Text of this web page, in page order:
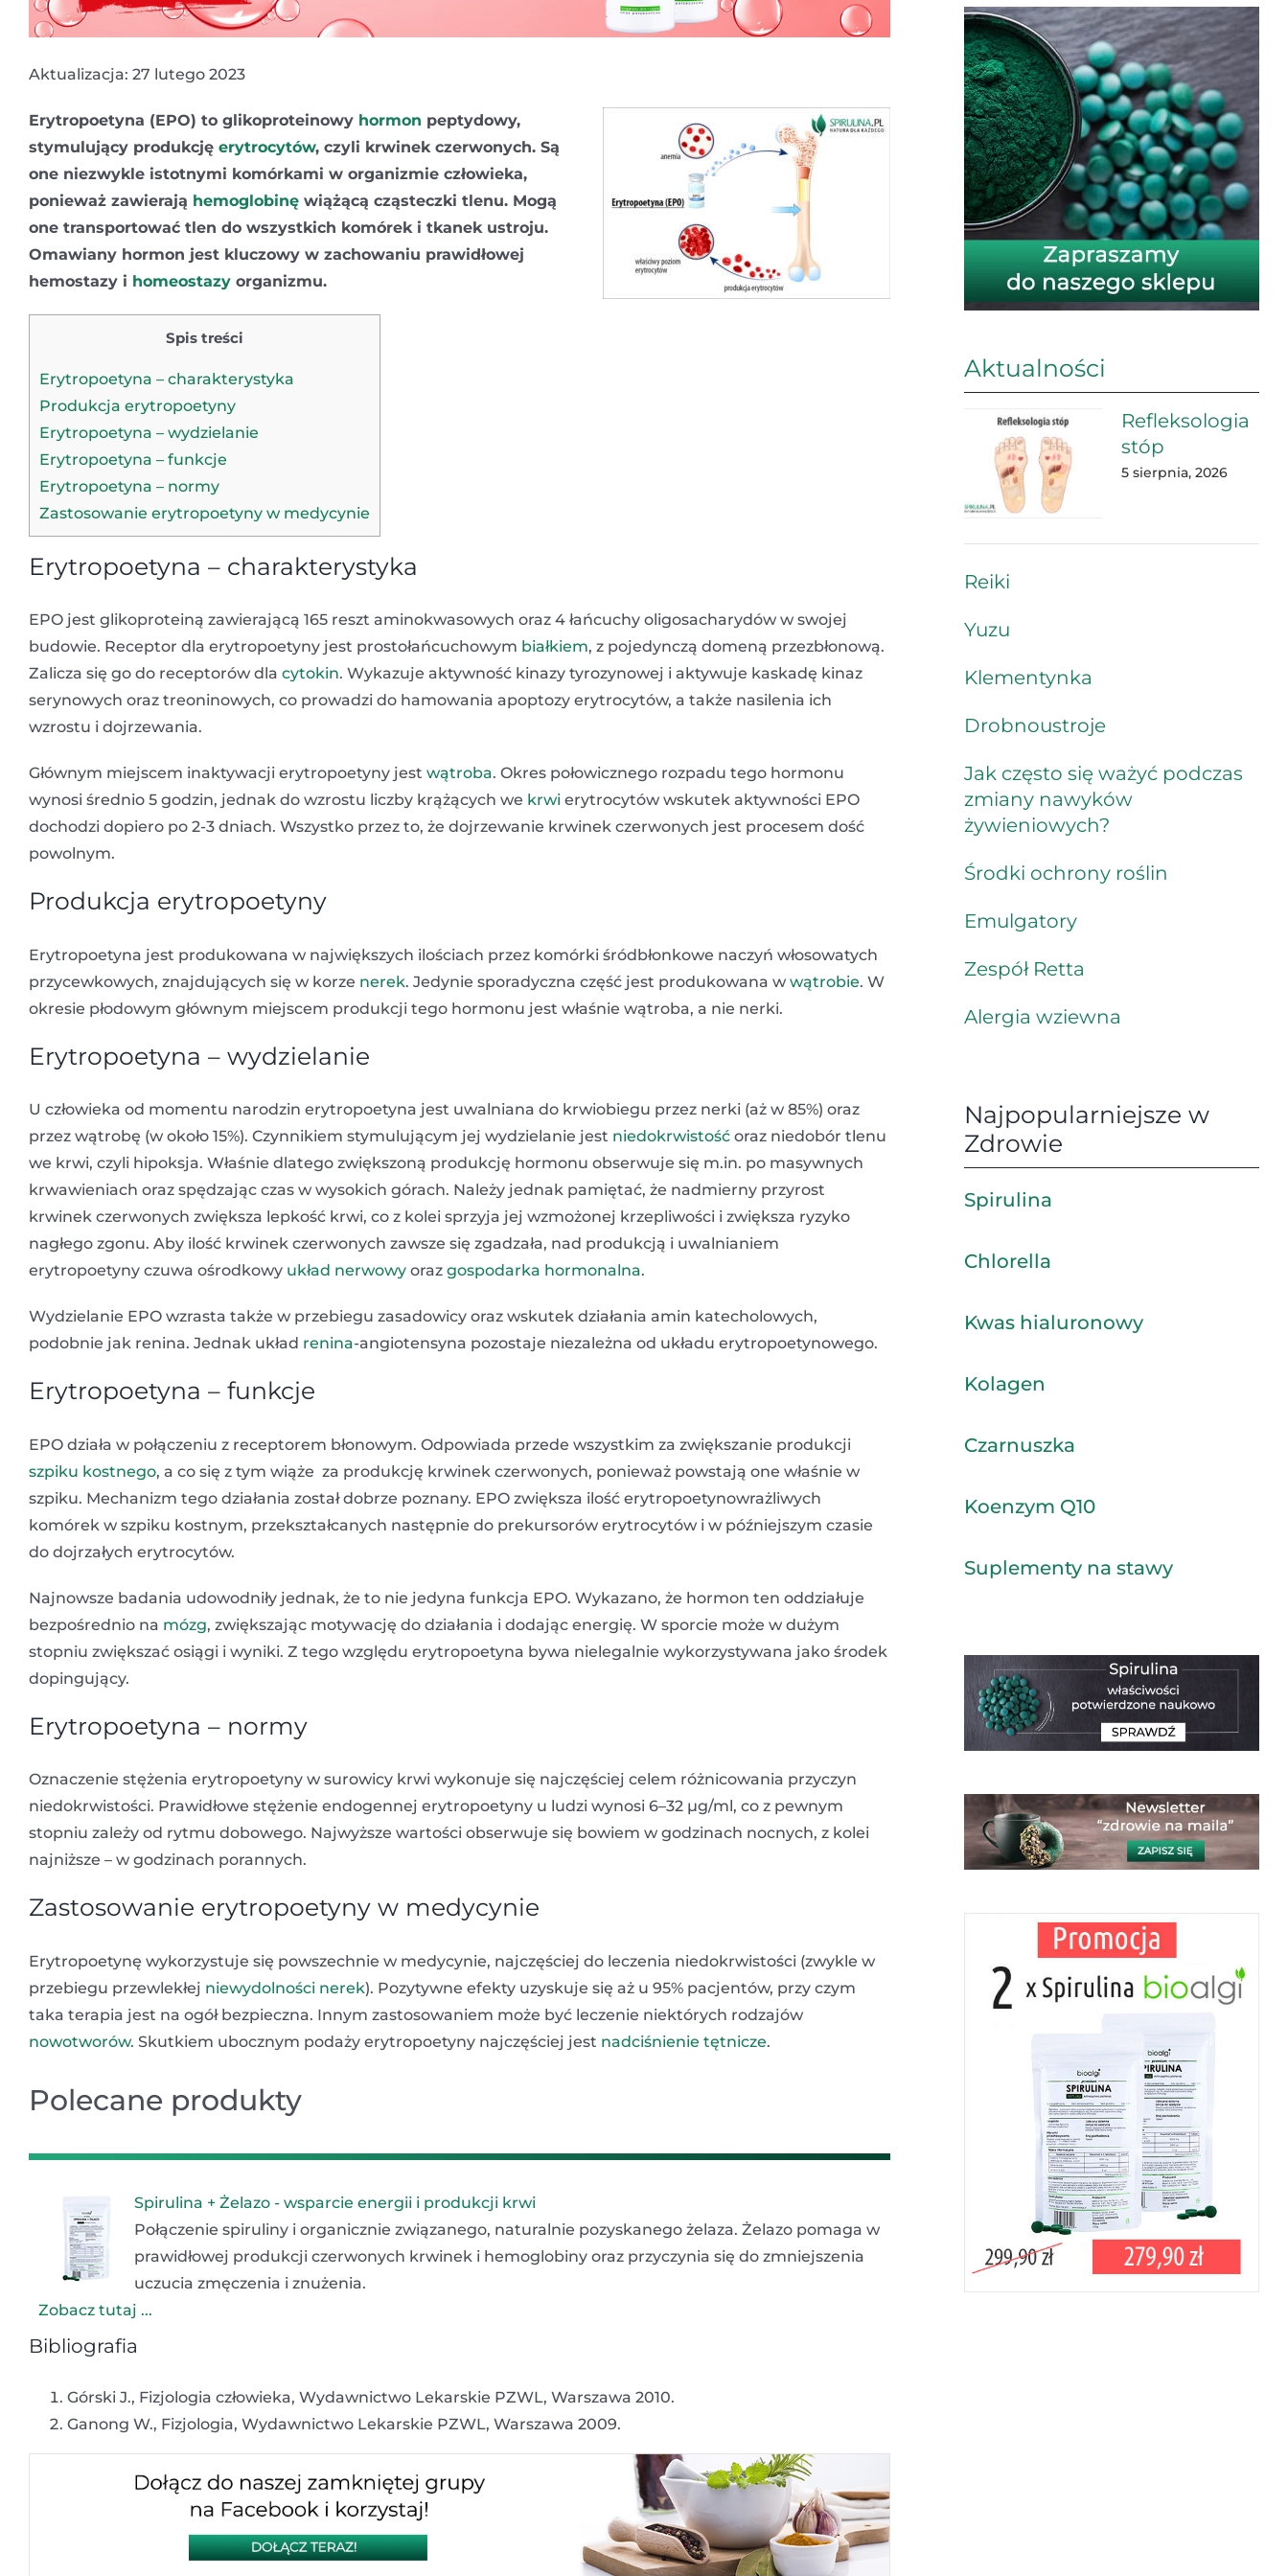
Aktualizacja: 27 lutego 2023
Erytropoetyna (EPO) to glikoproteinowy hormon peptydowy,
stymulujący produkcję erytrocytów, czyli krwinek czerwonych. Są
one niezwykle istotnymi komórkami w organizmie człowieka,
ponieważ zawierają hemoglobinę wiążącą cząsteczki tlenu. Mogą
one transportować tlen do wszystkich komórek i tkanek ustroju.
Omawiany hormon jest kluczowy w zachowaniu prawidłowej
hemostazy i homeostazy organizmu.
Spis treści
Erytropoetyna – charakterystyka
Produkcja erytropoetyny
Erytropoetyna – wydzielanie
Erytropoetyna – funkcje
Erytropoetyna – normy
Zastosowanie erytropoetyny w medycynie
Erytropoetyna – charakterystyka
EPO jest glikoproteiną zawierającą 165 reszt aminokwasowych oraz 4 łańcuchy oligosacharydów w swojej
budowie. Receptor dla erytropoetyny jest prostołańcuchowym białkiem, z pojedynczą domeną przezbłonową.
Zalicza się go do receptorów dla cytokin. Wykazuje aktywność kinazy tyrozynowej i aktywuje kaskadę kinaz
serynowych oraz treoninowych, co prowadzi do hamowania apoptozy erytrocytów, a także nasilenia ich
wzrostu i dojrzewania.
Głównym miejscem inaktywacji erytropoetyny jest wątroba. Okres połowicznego rozpadu tego hormonu
wynosi średnio 5 godzin, jednak do wzrostu liczby krążących we krwi erytrocytów wskutek aktywności EPO
dochodzi dopiero po 2-3 dniach. Wszystko przez to, że dojrzewanie krwinek czerwonych jest procesem dość
powolnym.
Produkcja erytropoetyny
Erytropoetyna jest produkowana w największych ilościach przez komórki śródbłonkowe naczyń włosowatych
przycewkowych, znajdujących się w korze nerek. Jedynie sporadyczna część jest produkowana w wątrobie. W
okresie płodowym głównym miejscem produkcji tego hormonu jest właśnie wątroba, a nie nerki.
Erytropoetyna – wydzielanie
U człowieka od momentu narodzin erytropoetyna jest uwalniana do krwiobiegu przez nerki (aż w 85%) oraz
przez wątrobę (w około 15%). Czynnikiem stymulującym jej wydzielanie jest niedokrwistość oraz niedobór tlenu
we krwi, czyli hipoksja. Właśnie dlatego zwiększoną produkcję hormonu obserwuje się m.in. po masywnych
krwawieniach oraz spędzając czas w wysokich górach. Należy jednak pamiętać, że nadmierny przyrost
krwinek czerwonych zwiększa lepkość krwi, co z kolei sprzyja jej wzmożonej krzepliwości i zwiększa ryzyko
nagłego zgonu. Aby ilość krwinek czerwonych zawsze się zgadzała, nad produkcją i uwalnianiem
erytropoetyny czuwa ośrodkowy układ nerwowy oraz gospodarka hormonalna.
Wydzielanie EPO wzrasta także w przebiegu zasadowicy oraz wskutek działania amin katecholowych,
podobnie jak renina. Jednak układ renina-angiotensyna pozostaje niezależna od układu erytropoetynowego.
Erytropoetyna – funkcje
EPO działa w połączeniu z receptorem błonowym. Odpowiada przede wszystkim za zwiększanie produkcji
szpiku kostnego, a co się z tym wiąże za produkcję krwinek czerwonych, ponieważ powstają one właśnie w
szpiku. Mechanizm tego działania został dobrze poznany. EPO zwiększa ilość erytropoetynowrażliwych
komórek w szpiku kostnym, przekształcanych następnie do prekursorów erytrocytów i w późniejszym czasie
do dojrzałych erytrocytów.
Najnowsze badania udowodniły jednak, że to nie jedyna funkcja EPO. Wykazano, że hormon ten oddziałuje
bezpośrednio na mózg, zwiększając motywację do działania i dodając energię. W sporcie może w dużym
stopniu zwiększać osiągi i wyniki. Z tego względu erytropoetyna bywa nielegalnie wykorzystywana jako środek
dopingujący.
Erytropoetyna – normy
Oznaczenie stężenia erytropoetyny w surowicy krwi wykonuje się najczęściej celem różnicowania przyczyn
niedokrwistości. Prawidłowe stężenie endogennej erytropoetyny u ludzi wynosi 6–32 µg/ml, co z pewnym
stopniu zależy od rytmu dobowego. Najwyższe wartości obserwuje się bowiem w godzinach nocnych, z kolei
najniższe – w godzinach porannych.
Zastosowanie erytropoetyny w medycynie
Erytropoetynę wykorzystuje się powszechnie w medycynie, najczęściej do leczenia niedokrwistości (zwykle w
przebiegu przewlekłej niewydolności nerek). Pozytywne efekty uzyskuje się aż u 95% pacjentów, przy czym
taka terapia jest na ogół bezpieczna. Innym zastosowaniem może być leczenie niektórych rodzajów
nowotworów. Skutkiem ubocznym podaży erytropoetyny najczęściej jest nadciśnienie tętnicze.
Polecane produkty
Spirulina + Żelazo - wsparcie energii i produkcji krwi
Połączenie spiruliny i organicznie związanego, naturalnie pozyskanego żelaza. Żelazo pomaga w
prawidłowej produkcji czerwonych krwinek i hemoglobiny oraz przyczynia się do zmniejszenia
uczucia zmęczenia i znużenia.
Zobacz tutaj ...
Bibliografia
Górski J., Fizjologia człowieka, Wydawnictwo Lekarskie PZWL, Warszawa 2010.
Ganong W., Fizjologia, Wydawnictwo Lekarskie PZWL, Warszawa 2009.
Aktualności
Refleksologia
stóp
5 sierpnia, 2026
Reiki
Yuzu
Klementynka
Drobnoustroje
Jak często się ważyć podczas
zmiany nawyków
żywieniowych?
Środki ochrony roślin
Emulgatory
Zespół Retta
Alergia wziewna
Najpopularniejsze w
Zdrowie
Spirulina
Chlorella
Kwas hialuronowy
Kolagen
Czarnuszka
Koenzym Q10
Suplementy na stawy